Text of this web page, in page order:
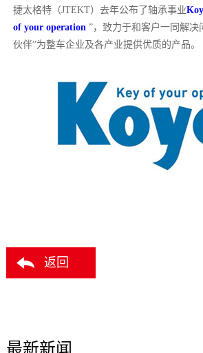
捷太格特（JTEKT）去年公布了轴承事业
of your operation ”，致力于和客户一同解决
伙伴”为整车企业及各产业提供优质的产品。
返回
最新新闻